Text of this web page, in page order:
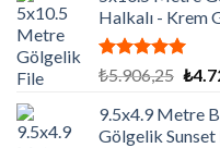
Halkalı - Krem
5 üzerinden
oy
aldı
₺5.906,25 ₺
9.5x4.9 Metre
Gölgelik Sunset